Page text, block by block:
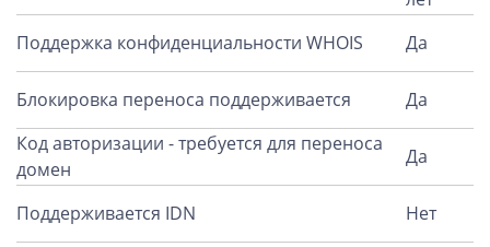
Поддержка конфиденциальности WHOIS
Да
Блокировка переноса поддерживается
Да
Код авторизации - требуется для переноса
домен
Да
Поддерживается IDN Нет